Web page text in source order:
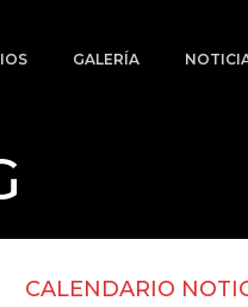
GALERÍA
CALENDARIO